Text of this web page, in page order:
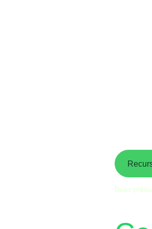
Boas